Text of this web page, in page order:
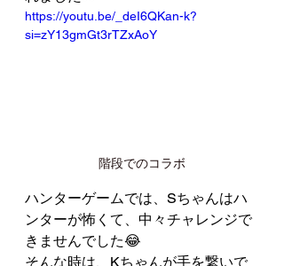
https://youtu.be/_deI6QKan-k?
si=zY13gmGt3rTZxAoY
階段でのコラボ
ハンターゲームでは、Sちゃんはハ
ンターが怖くて、中々チャレンジで
きませんでした😂
そんな時は、Kちゃんが手を繋いで